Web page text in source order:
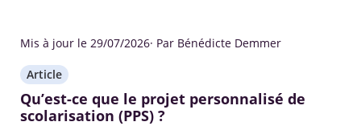
Mis à jour le 29/07/2026· Par Bénédicte Demmer
Article
Qu’est-ce que le projet personnalisé de
scolarisation (PPS) ?